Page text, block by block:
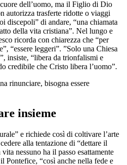
dell’uomo, ma il Figlio di Dio
autorizza trasferte ridotte o viaggi
discepoli” di andare, “una chiamata
della vita cristiana”. Nel lungo e
ricorda con chiarezza che “per
“essere leggeri”. ”Solo una Chiesa
insiste, “libera da trionfalismi e
credibile che Cristo libera l’uomo”.
rinunciare, bisogna essere
insieme
e richiede così di coltivare l’arte
alla tentazione di “dettare il
nessuno ha il passo esattamente
Pontefice, “così anche nella fede e